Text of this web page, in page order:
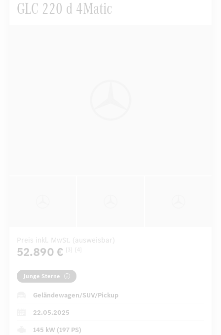
GLC 220 d 4Matic
Preis inkl. MwSt. (ausweisbar)
52.890 € [3] [4]
Junge Sterne
Geländewagen/SUV/Pickup
22.05.2025
145 kW (197 PS)